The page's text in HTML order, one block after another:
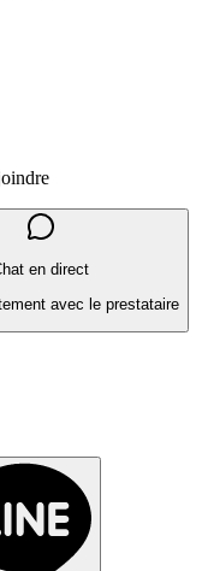
en direct
avec le prestataire